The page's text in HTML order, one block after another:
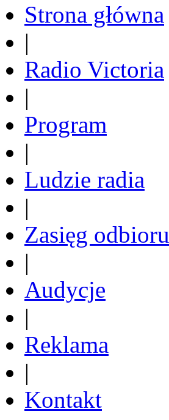
Strona główna
|
Radio Victoria
|
Program
|
Ludzie radia
|
Zasięg odbioru
|
Audycje
|
Reklama
|
Kontakt